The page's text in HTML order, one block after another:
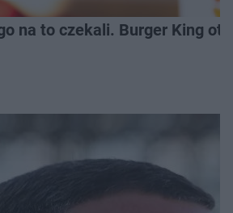
na to czekali. Burger King